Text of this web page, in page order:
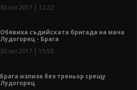
30 окт 2017 | 12:22
Обявиха съдийската бригада на мача
Лудогорец - Брага
30 окт 2017 | 15:53
Брага излиза без треньор срещу
Лудогорец